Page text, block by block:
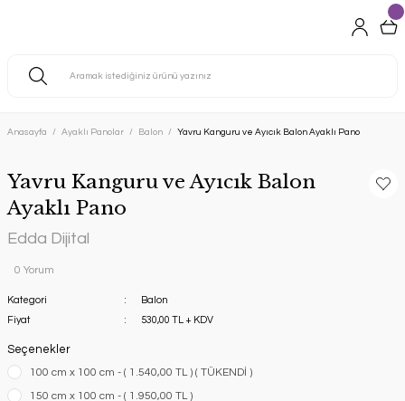
Anasayfa Ayaklı Panolar Balon Yavru Kanguru ve Ayıcık Balon Ayaklı Pano
Yavru Kanguru ve Ayıcık Balon
Ayaklı Pano
Edda Dijital
0 Yorum
Kategori
Balon
Fiyat
530,00 TL + KDV
Seçenekler
100 cm x 100 cm - ( 1.540,00 TL ) ( TÜKENDİ )
150 cm x 100 cm - ( 1.950,00 TL )